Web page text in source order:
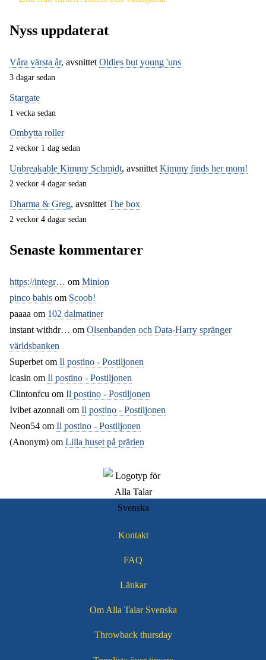
Nyss uppdaterat
Våra värsta år, avsnittet Oldies but young 'uns
3 dagar sedan
Stargate
1 vecka sedan
Ombytta roller
2 veckor 1 dag sedan
Unbreakable Kimmy Schmidt, avsnittet Kimmy finds her mom!
2 veckor 4 dagar sedan
Dharma & Greg, avsnittet The box
2 veckor 4 dagar sedan
Senaste kommentarer
https://integr… om Minion
pinco bahis om Scoob!
paaaa om 102 dalmatiner
instant withdr… om Olsenbanden och Data-Harry spränger
världsbanken
Superbet om Il postino - Postiljonen
lcasin om Il postino - Postiljonen
Clintonfcu om Il postino - Postiljonen
Ivibet azonnali om Il postino - Postiljonen
Neon54 om Il postino - Postiljonen
(Anonym) om Lilla huset på prärien
Kontakt
FAQ
Länkar
Om Alla Talar Svenska
Throwback thursday